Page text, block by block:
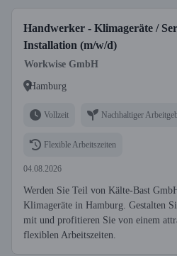
Handwerker - Klimageräte /
Installation (m/w/d)
Workwise GmbH
Hamburg
Vollzeit Nachhaltiger
Flexible Arbeitszeiten
04.08.2026
Werden Sie Teil von Kälte-Bast
Klimageräte in Hamburg. Gestalten
mit und profitieren Sie von einem
flexiblen Arbeitszeiten.